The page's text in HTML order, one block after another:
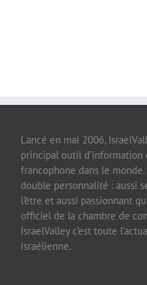
Lancé en mai 2006,
principal outil
francophone dans le monde.
double personnalité : aussi
l’être et aussi passionnant
officiel de la chambre de
IsraelValley c’est toute
israélienne.